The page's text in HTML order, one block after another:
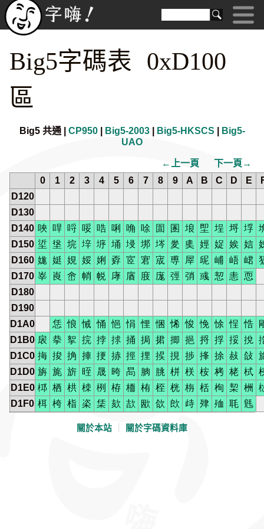
Big5字碼表 0xD100
區
Big5 共通 | CP950| Big5-2003| Big5-HKSCS
Big5-
UAO
←上一頁
下一頁→
0
1 2 3 4 5 6 7 8 9 A B C D E
D120
D130
D140 唊 哻 哷 哸 哠 唎 唃 唋 圁 圂 埌 堲 埕 埒 垺
D150 垽 垼 垸 垶 垿 埇 埐 垹 埁 夎 奊 娙 娖 娭 娮
D160 娏 娗 娊 娞 娳 孬 宧 宭 宬 尃 屖 屔 峬 峿 峮
D170 峷 崀 峹 帩 帨 庨 庮 庪 庬 弳 弰 彧 恝 恚 恧
D180
D190
D1A0
恁 悢 悈 悀 悒 悁 悝 悃 悕 悛 悗 悇 悜 悎
D1B0 扆 拲 挐 捖 挬 捄 捅 挶 捃 揤 挹 捋 捊 挼 挩
D1C0 挴 捘 捔 捙 挭 捇 挳 捚 捑 挸 捗 捀 捈 敊 敆
D1D0 旃 旄 旂 晊 晟 晇 晑 朒 朓 栟 栚 桉 栲 栳 栻
D1E0 桏 栖 栱 栜 栵 栫 栭 栯 桎 桄 栴 栝 栒 栔 栦
D1F0 栮 桍 栺 栥 栠 欬 欯 欭 欱 欴 歭 肂 殈 毦 毤
關於本站 關於字碼資料庫